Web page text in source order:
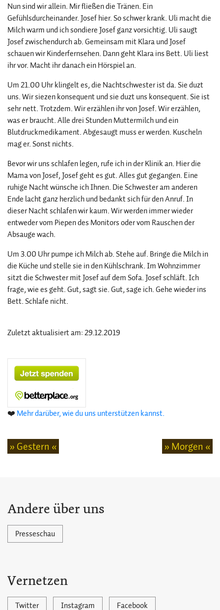
Nun sind wir allein. Mir fließen die Tränen. Ein
Gefühlsdurcheinander. Josef hier. So schwer krank. Uli macht die
Milch warm und ich sondiere Josef ganz vorsichtig. Uli saugt
Josef zwischendurch ab. Gemeinsam mit Klara und Josef
schauen wir Kinderfernsehen. Dann geht Klara ins Bett. Uli liest
ihr vor. Macht ihr danach ein Hörspiel an.
Um 21.00 Uhr klingelt es, die Nachtschwester ist da. Sie duzt
uns. Wir siezen konsequent und sie duzt uns konsequent. Sie ist
sehr nett. Trotzdem. Wir erzählen ihr von Josef. Wir erzählen,
was er braucht. Alle drei Stunden Muttermilch und ein
Blutdruckmedikament. Abgesaugt muss er werden. Kuscheln
mag er. Sonst nichts.
Bevor wir uns schlafen legen, rufe ich in der Klinik an. Hier die
Mama von Josef, Josef geht es gut. Alles gut gegangen. Eine
ruhige Nacht wünsche ich Ihnen. Die Schwester am anderen
Ende lacht ganz herzlich und bedankt sich für den Anruf. In
dieser Nacht schlafen wir kaum. Wir werden immer wieder
entweder vom Piepen des Monitors oder vom Rauschen der
Absauge wach.
Um 3.00 Uhr pumpe ich Milch ab. Stehe auf. Bringe die Milch in
die Küche und stelle sie in den Kühlschrank. Im Wohnzimmer
sitzt die Schwester mit Josef auf dem Sofa. Josef schläft. Ich
frage, wie es geht. Gut, sagt sie. Gut, sage ich. Gehe wieder ins
Bett. Schlafe nicht.
Zuletzt aktualisiert am: 29.12.2019
❤️ Mehr darüber, wie du uns unterstützen kannst.
» Gestern « » Morgen «
Andere über uns
Presseschau
Vernetzen
Twitter Instagram Facebook